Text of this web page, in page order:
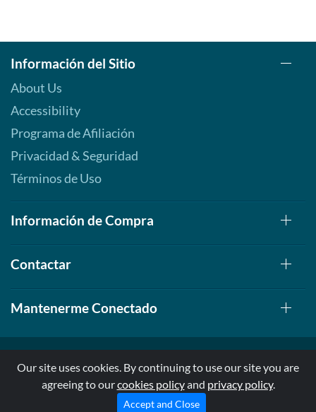
Información del Sitio
About Us
Accessibility
Programa de Afiliación
Privacidad & Seguridad
Términos de Uso
Información de Compra
Contactar
Mantenerme Conectado
© 1999-2026, AllStarHealth.com | All Rights Reserved
* Estas declaraciones no han sido evaluadas por la FDA
Our site uses cookies. By continuing to use our site you are
agreeing to ourcookies policyand privacy policy.
Accept and Close